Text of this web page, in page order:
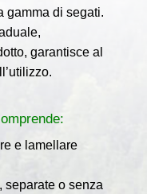
gamma di segati.
garantisce al
e lamellare
separate o senza